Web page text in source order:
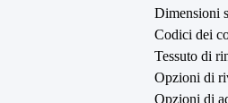
Dimensioni
Codici dei
Tessuto di
Opzioni di
Opzioni di